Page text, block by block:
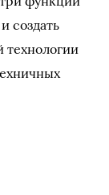
создать
технологии